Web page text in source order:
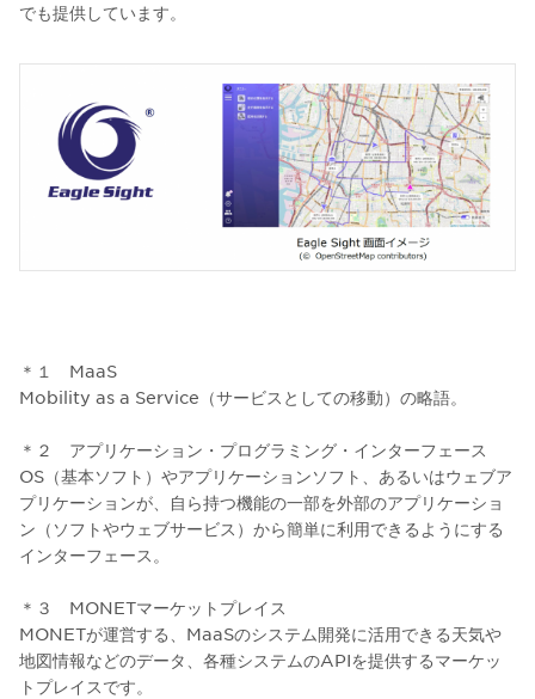
でも提供しています。
＊１ MaaS
Mobility as a Service（サービスとしての移動）の略語。
＊２ アプリケーション・プログラミング・インターフェース
OS（基本ソフト）やアプリケーションソフト、あるいはウェブア
プリケーションが、自ら持つ機能の一部を外部のアプリケーショ
ン（ソフトやウェブサービス）から簡単に利用できるようにする
インターフェース。
＊３ MONETマーケットプレイス
MONETが運営する、MaaSのシステム開発に活用できる天気や
地図情報などのデータ、各種システムのAPIを提供するマーケッ
トプレイスです。